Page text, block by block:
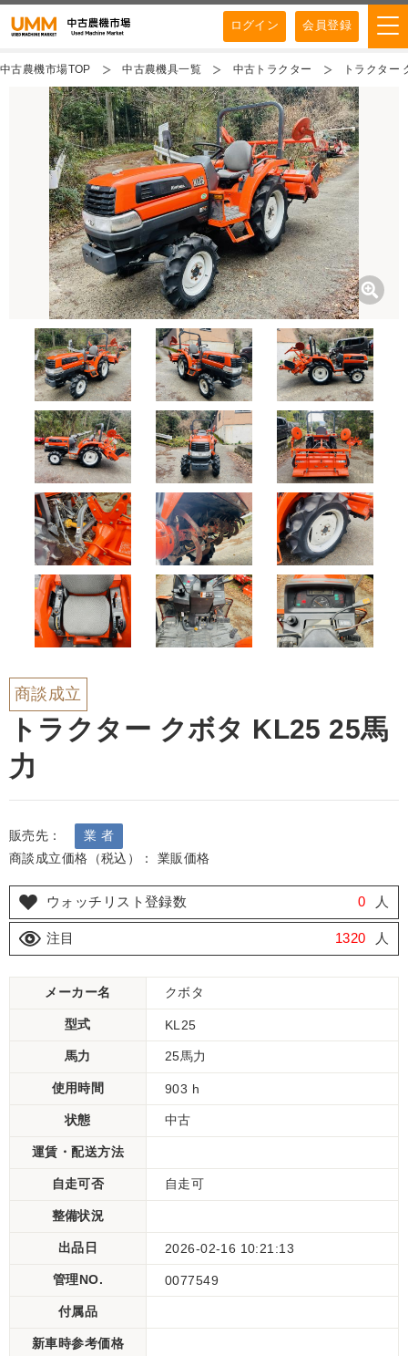
ログイン 会員登録
中古農機市場TOP 中古農機具一覧 中古トラクター トラクター
商談成立
トラクター クボタ KL25 25馬
力
販売先：
業 者
商談成立価格（税込）： 業販価格
ウォッチリスト登録数 0 人
注目 1320 人
メーカー名 クボタ
型式 KL25
馬力 25馬力
使用時間 903 h
状態 中古
運賃・配送方法
自走可否 自走可
整備状況
出品日 2026-02-16 10:21:13
管理NO. 0077549
付属品
新車時参考価格